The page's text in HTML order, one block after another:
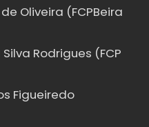
Oliveira (FCPBeira
Rodrigues (FCP
Figueiredo